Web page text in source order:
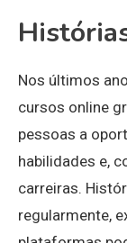
Nos últimos
cursos online
pessoas a
habilidades e,
carreiras.
regularmente,